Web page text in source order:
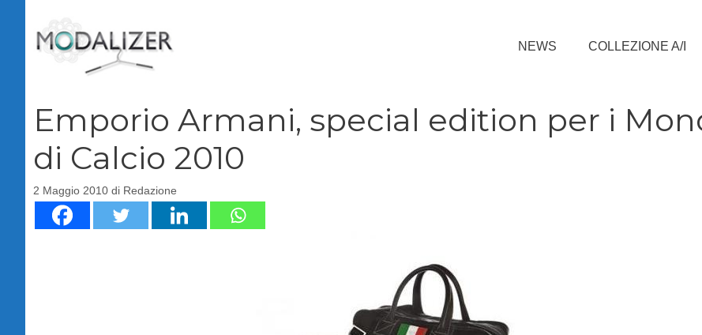
contenuto
NEWS COLLEZIONE A/I
Emporio Armani, special edition per i
di Calcio 2010
2 Maggio 2010 di Redazione